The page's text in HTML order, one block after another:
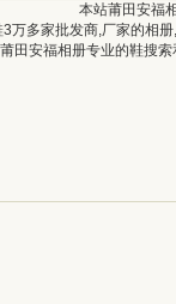
本站莆田安福
万多家批发商,厂家的相
田安福相册专业的鞋搜